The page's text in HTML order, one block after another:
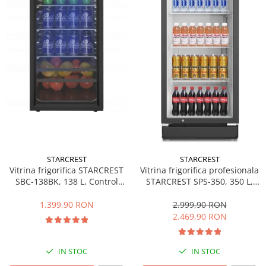
Cuptoare cu microunde
Cuptoare cu microunde
Hote de bucatarie
Incorporabile
Aparate frigorifice incorporabile
Plite incorporabile
Masini spalat vase
Plite standard
Vitrine frigorifice
STARCREST
Vitrina frigorifica STARCREST
SBC-138BK, 138 L, Control
cm, Negru
1.399,90 RON
IN STOC
STARCREST
Vitrina frigorifica profesionala
STARCREST SPS-350, 350 L,
LED, H 194.5 cm, Negru
2.999,90 RON
2.469,90 RON
IN STOC